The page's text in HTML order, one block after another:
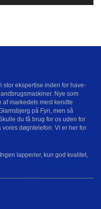
stor ekspertise inden for have-
Nye som
markedets mest kendte
på Fyn, men så
du få brug for os uden for
døgntelefon. Vi er her for
lapperier, kun god kvalitet,